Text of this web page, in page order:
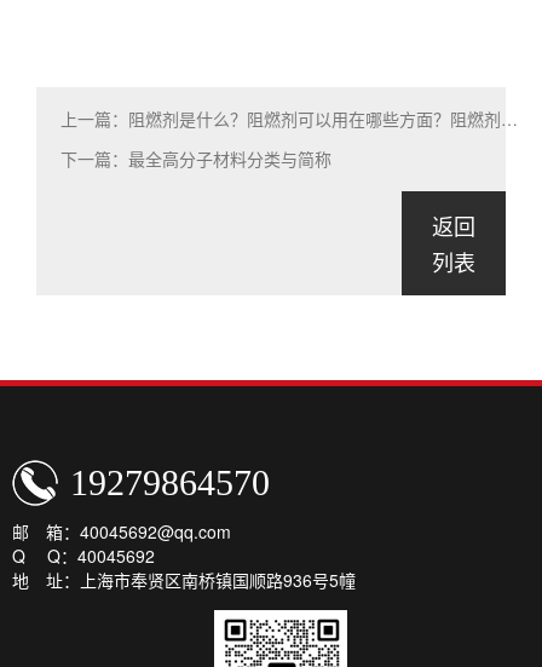
上一篇：阻燃剂是什么？阻燃剂可以用在哪些方面？阻燃剂有毒吗？
下一篇：最全高分子材料分类与简称
返回
列表
19279864570
邮 箱：40045692@qq.com
Q Q：40045692
地 址：上海市奉贤区南桥镇国顺路936号5幢